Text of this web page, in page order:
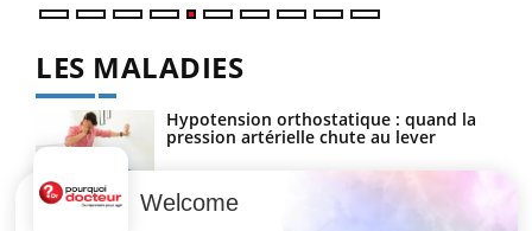
LES MALADIES
Hypotension orthostatique : quand la
pression artérielle chute au lever
Welcome